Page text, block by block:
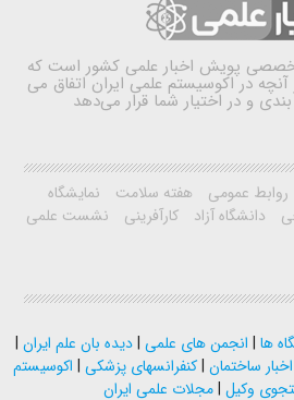
پویش اخبار علمی کشور است که
در اکوسیستم علمی ایران اتفاق می
و در اختیار شما قرار می‌دهد
روابط عمومی هفته سلامت
نمایشگاه
دانشگاه آزاد کارآفرینی
نشست علمی
ها | انجمن های علمی |دیده بان علم ایران |
اخبار ساختمان |کنفرانسهای پزشکی | اکوسیستم
وکیل |مجلات علمی ایران